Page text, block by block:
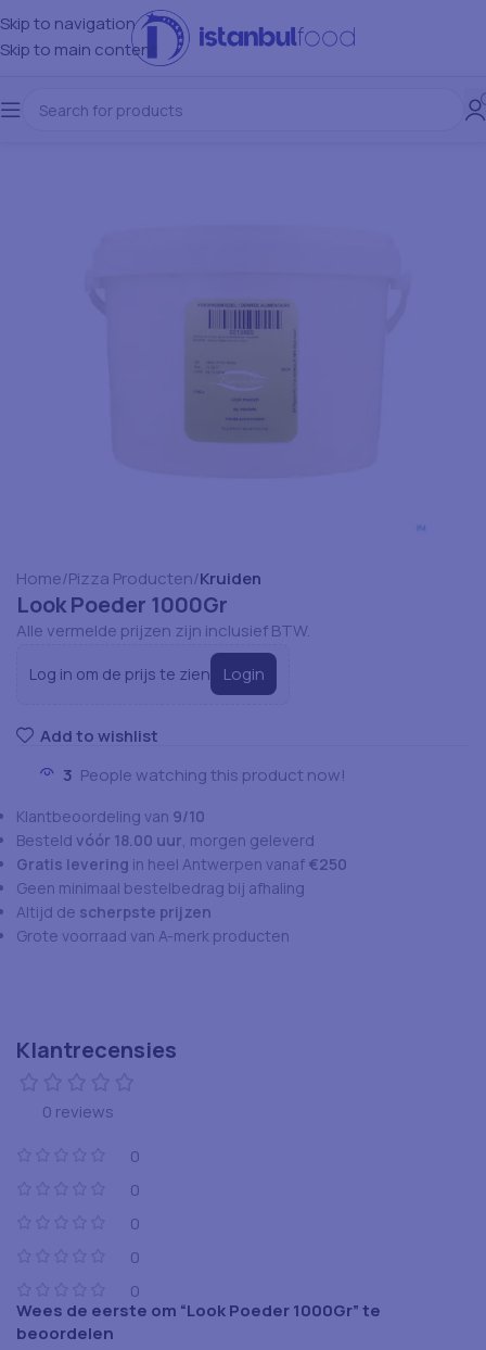
Skip to navigation
Skip to main content
Home Pizza Producten Kruiden
Look Poeder 1000Gr
Alle vermelde prijzen zijn inclusief BTW.
Log in om de prijs te zien Login
Add to wishlist
3 People watching this product now!
Klantbeoordeling van 9/10
Besteld vóór 18.00 uur, morgen geleverd
Gratis levering in heel Antwerpen vanaf €250
Geen minimaal bestelbedrag bij afhaling
Altijd de scherpste prijzen
Grote voorraad van A-merk producten
Klantrecensies
0 reviews
0
0
0
0
0
Wees de eerste om “Look Poeder 1000Gr” te
beoordelen